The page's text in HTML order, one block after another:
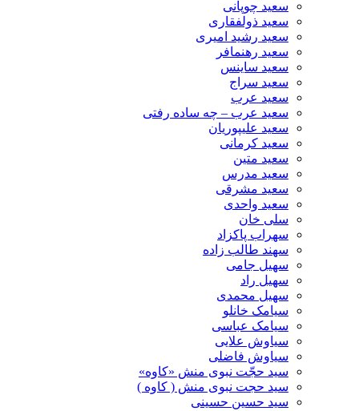
سعید چوپانی
سعید ذولفقاری
سعید رشید امیری
سعید رهنمافر
سعید ساینس
سعید سراج
سعید عرب
سعید عرب – چه ساده رفتی
سعید علیپوریان
سعید کرمانی
سعید متین
سعید مدرس
سعید مشرقی
سعید واحدی
سلی خان
سهراب پاکزاد
سهند طالب زاده
سهیل جامی
سهیل راد
سهیل محمدی
سیامک خانلو
سیامک عباسی
سیاوش علایی
سیاوش فاضلی
سید حجّت نبوی منش «کاوه»
سید حجت نبوی منش ( کاوه )
سید حسین حسینى